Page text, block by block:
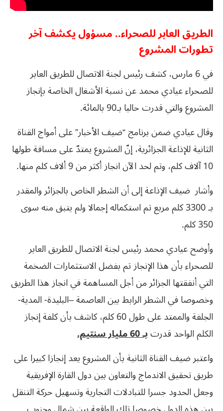
الطريق العابر للصحراء.. مسؤول يكشف آخر
تطورات المشروع
في 6 مارس، كشف رئيس لجنة الاتصال للطريق العابر
للصحراء عيادي محمد عن نسبة الأشغال الخاصة بإنجاز
المشروع والتي قدرت حاليا بـ90 بالمائة.
وقال عيادي ضمن برنامج “ضيف الأخبار” على أمواج القناة
الثانية للإذاعة الجزائرية، إنّ المشروع يمتدّ على مسافة طولها
10 آلاف كلم، وتم لحد الآن انجاز أكثر من 9 ألاف كلم منها.
وأشار ضيف الإذاعة إلى أن الشطر الخاص بالجزائر والمقدر
بـ 3300 كلم مربع تم استكماله إجمالا ولم يتبق منه سوى
350 كلم.
وأوضح عيادي محمد رئيس لجنة الاتصال للطريق العابر
للصحراء بأن هذا الإنجاز تم بفضل الاستثمارات الضخمة
التي أنفقتها الجزائر من أجل المساهمة في انجاز هذا الطريق
وخصوصا في الشطر الرابط بين العاصمة –البليدة- المدية-
الجلفة والممتد على طول 60 كلم، كاشف بأن كلفة إنجاز
الكلم الواحد قدرتبـ 60 مليار سنتيم.
واعتبر ضيف القناة الثانية بأن المشروع يعد إنجازا كبيرا على
طريق تحقيق الاندماج والتعاون بين دول القارة الإفريقية
وجعل الحدود جسرا للتبادلات التجارية وتسهيل حركة التنقل